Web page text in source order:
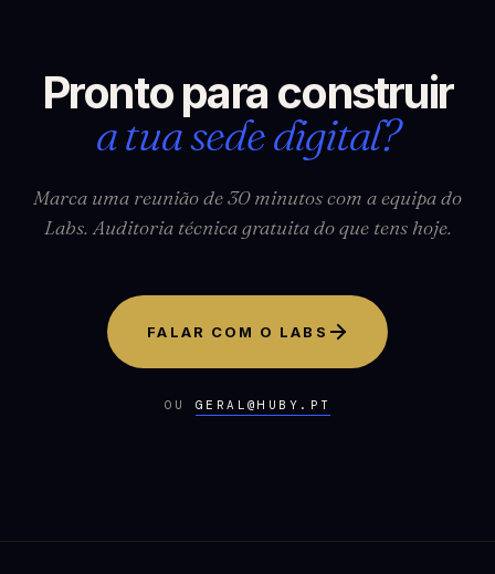
Pronto para construir
a tua sede digital?
Marca uma reunião de 30 minutos com a equipa do
Labs. Auditoria técnica gratuita do que tens hoje.
FALAR COM O LABS
OU GERAL@HUBY.PT